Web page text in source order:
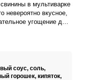
в мультиварке
невероятно вкусное,
угощение для
соус, соль,
горошек, кипяток,